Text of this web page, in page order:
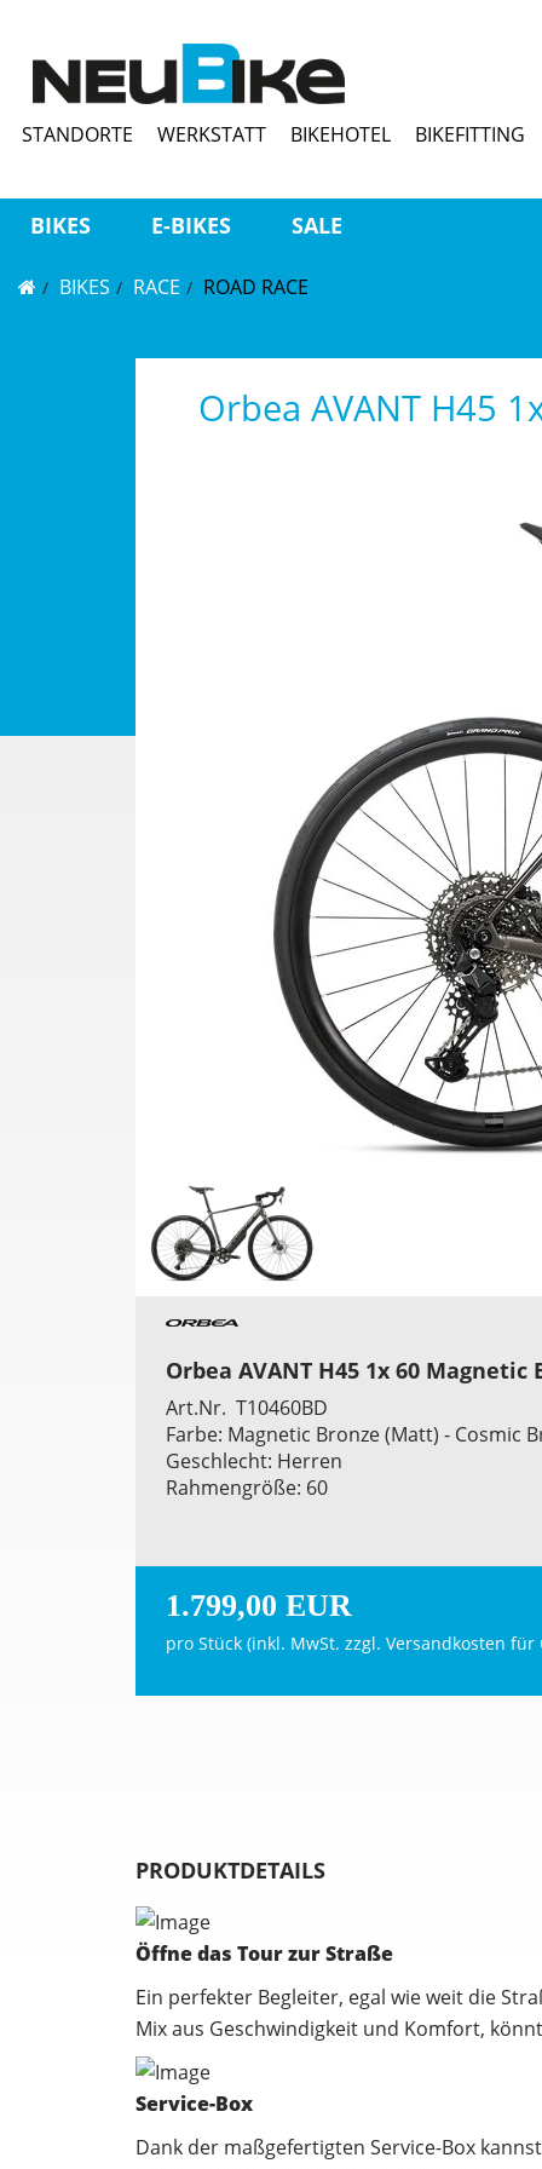
STANDORTE WERKSTATT BIKEHOTEL BIKEFITTING
BIKES E-BIKES SALE
BIKES RACE ROAD RACE
Orbea AVANT H45
Orbea AVANT H45 1x 60
Art.Nr. T10460BD
Farbe: Magnetic Bronze (Matt) - Cosmic
Geschlecht: Herren
Rahmengröße: 60
1.799,00 EUR
pro Stück (inkl. MwSt. zzgl. Versandkosten für
PRODUKTDETAILS
Öffne das Tour zur Straße
Ein perfekter Begleiter, egal wie weit die
Mix aus Geschwindigkeit und Komfort,
Service-Box
Dank der maßgefertigten Service-Box